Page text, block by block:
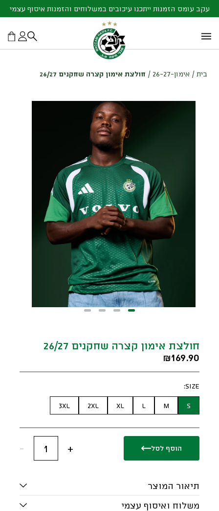
עקב עומס הזמנות ייתכנו עיכובים במשלוחים והזמנות איסוף עצמי
בית / אימון-26-27 / חולצת אימון קצרה שחקנים 26/27
חולצת אימון קצרה שחקנים 26/27
₪169.90
SIZE
:
S
M
L
XL
2XL
3XL
הוסף לסל +
1
-
תיאור המוצר
משלוח ואיסוף עצמי